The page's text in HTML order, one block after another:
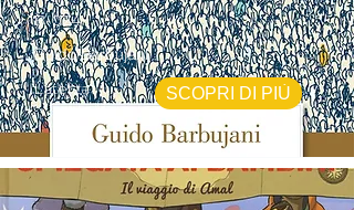
B-024
Guido Barbujani
Laterza
SCOPRI DI PIÙ